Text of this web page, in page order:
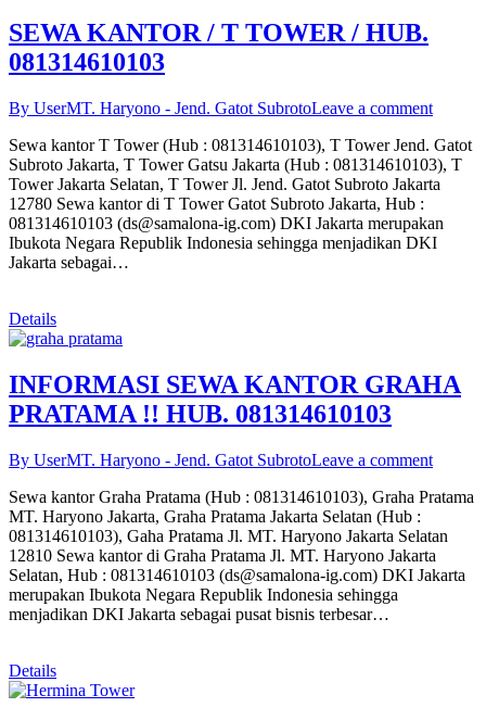
SEWA KANTOR / T TOWER / HUB.
081314610103
By UserMT. Haryono - Jend. Gatot SubrotoLeave a comment
Sewa kantor T Tower (Hub : 081314610103), T Tower Jend. Gatot
Subroto Jakarta, T Tower Gatsu Jakarta (Hub : 081314610103), T
Tower Jakarta Selatan, T Tower Jl. Jend. Gatot Subroto Jakarta
12780 Sewa kantor di T Tower Gatot Subroto Jakarta, Hub :
081314610103 (ds@samalona-ig.com) DKI Jakarta merupakan
Ibukota Negara Republik Indonesia sehingga menjadikan DKI
Jakarta sebagai…
Details
INFORMASI SEWA KANTOR GRAHA
PRATAMA !! HUB. 081314610103
By UserMT. Haryono - Jend. Gatot SubrotoLeave a comment
Sewa kantor Graha Pratama (Hub : 081314610103), Graha Pratama
MT. Haryono Jakarta, Graha Pratama Jakarta Selatan (Hub :
081314610103), Gaha Pratama Jl. MT. Haryono Jakarta Selatan
12810 Sewa kantor di Graha Pratama Jl. MT. Haryono Jakarta
Selatan, Hub : 081314610103 (ds@samalona-ig.com) DKI Jakarta
merupakan Ibukota Negara Republik Indonesia sehingga
menjadikan DKI Jakarta sebagai pusat bisnis terbesar…
Details